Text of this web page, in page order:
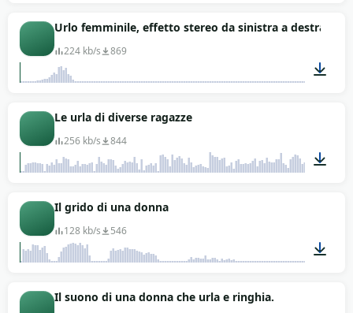
00:12
Urlo femminile, effetto stereo da sinistra a destra
224 kb/s 869
Le urla di diverse ragazze
256 kb/s 844
Il grido di una donna
128 kb/s 546
Il suono di una donna che urla e ringhia.